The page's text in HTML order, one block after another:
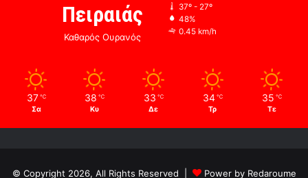
Πειραιάς
Καθαρός Ουρανός
37º - 27º
48%
0.45 km/h
37 ℃
Σα
38 ℃
Κυ
33 ℃
Δε
34 ℃
Τρ
35 ℃
Τε
© Copyright 2026, All Rights Reserved | Power by Redaroume